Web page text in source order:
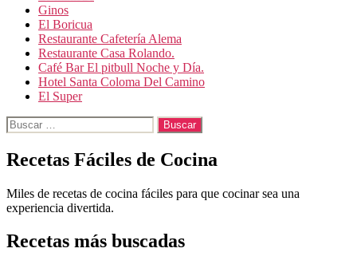
Ginos
El Boricua
Restaurante Cafetería Alema
Restaurante Casa Rolando.
Café Bar El pitbull Noche y Día.
Hotel Santa Coloma Del Camino
El Super
Buscar:
Recetas Fáciles de Cocina
Miles de recetas de cocina fáciles para que cocinar sea una
experiencia divertida.
Recetas más buscadas